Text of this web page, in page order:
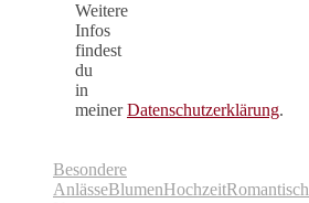
Weitere
Infos
findest
du
in
meinerDatenschutzerklärung.
Besondere
AnlässeBlumenHochzeitRomantisch